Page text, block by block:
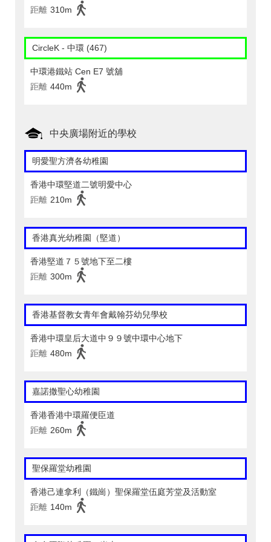
距離 310m
CircleK - 中環 (467)
中環港鐵站 Cen E7 號舖
距離 440m
中央廣場附近的學校
明愛聖方濟各幼稚園
香港中環堅道二號明愛中心
距離 210m
香港真光幼稚園（堅道）
香港堅道７５號地下至二樓
距離 300m
香港基督教女青年會戴翰芬幼兒學校
香港中環皇后大道中９９號中環中心地下
距離 480m
嘉諾撒聖心幼稚園
香港香港中環羅便臣道
距離 260m
聖保羅堂幼稚園
香港己連拿利（鐵崗）聖保羅堂伍庭芳堂及活動室
距離 140m